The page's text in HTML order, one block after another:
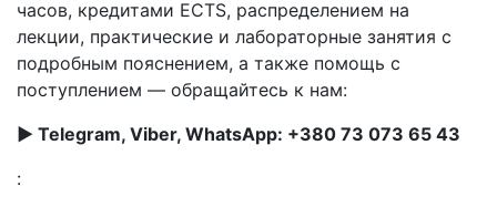
часов, кредитами ECTS, распределением на
лекции, практические и лабораторные занятия с
подробным пояснением, а также помощь с
поступлением — обращайтесь к нам:
► Telegram, Viber, WhatsApp: +380 73 073 65 43
: